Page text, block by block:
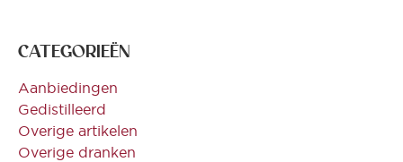
CATEGORIEËN
Aanbiedingen
Gedistilleerd
Overige artikelen
Overige dranken